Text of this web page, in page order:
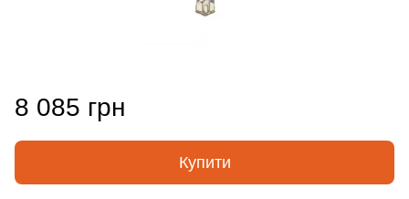
8 085 грн
Купити